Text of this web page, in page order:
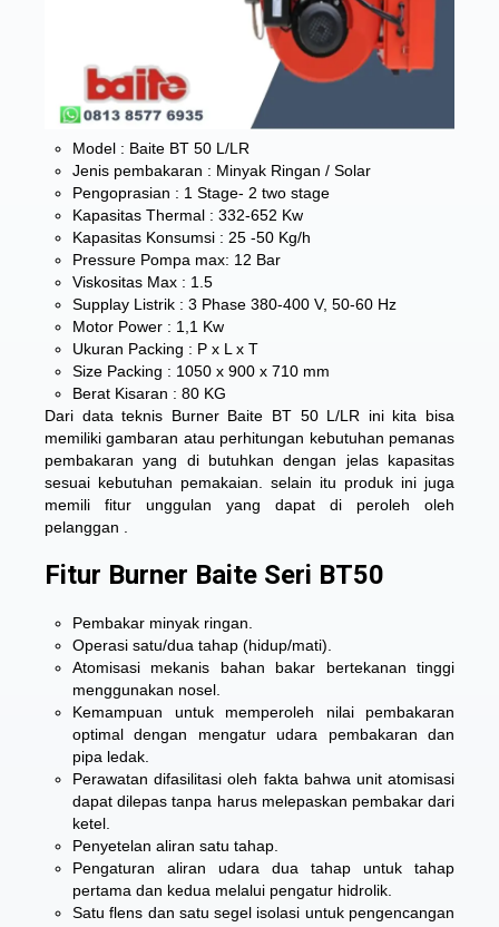
Model : Baite BT 50 L/LR
Jenis pembakaran : Minyak Ringan / Solar
Pengoprasian : 1 Stage- 2 two stage
Kapasitas Thermal : 332-652 Kw
Kapasitas Konsumsi : 25 -50 Kg/h
Pressure Pompa max: 12 Bar
Viskositas Max : 1.5
Supplay Listrik : 3 Phase 380-400 V, 50-60 Hz
Motor Power : 1,1 Kw
Ukuran Packing : P x L x T
Size Packing : 1050 x 900 x 710 mm
Berat Kisaran : 80 KG
Dari data teknis Burner Baite BT 50 L/LR ini kita bisa
memiliki gambaran atau perhitungan kebutuhan pemanas
pembakaran yang di butuhkan dengan jelas kapasitas
sesuai kebutuhan pemakaian. selain itu produk ini juga
memili fitur unggulan yang dapat di peroleh oleh
pelanggan .
Fitur Burner Baite Seri BT50
Pembakar minyak ringan.
Operasi satu/dua tahap (hidup/mati).
Atomisasi mekanis bahan bakar bertekanan tinggi
menggunakan nosel.
Kemampuan untuk memperoleh nilai pembakaran
optimal dengan mengatur udara pembakaran dan
pipa ledak.
Perawatan difasilitasi oleh fakta bahwa unit atomisasi
dapat dilepas tanpa harus melepaskan pembakar dari
ketel.
Penyetelan aliran satu tahap.
Pengaturan aliran udara dua tahap untuk tahap
pertama dan kedua melalui pengatur hidrolik.
Satu flens dan satu segel isolasi untuk pengencangan